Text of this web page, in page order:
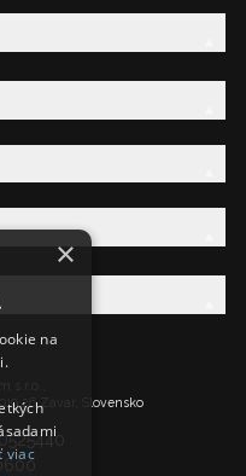
s.r.o.,
26 Zavar, Slovensko
×
na
viac